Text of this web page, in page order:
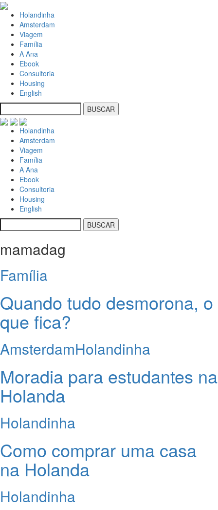
Holandinha
Amsterdam
Viagem
Família
A Ana
Ebook
Consultoria
Housing
English
Holandinha
Amsterdam
Viagem
Família
A Ana
Ebook
Consultoria
Housing
English
mamadag
Família
Quando tudo desmorona, o
que fica?
AmsterdamHolandinha
Moradia para estudantes na
Holanda
Holandinha
Como comprar uma casa
na Holanda
Holandinha